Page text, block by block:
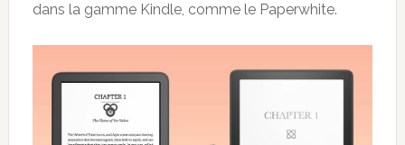
dans la gamme Kindle, comme le Paperwhite.